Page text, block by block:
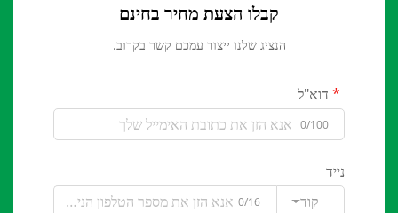
קבלו הצעת מחיר בחינם
הנציג שלנו ייצור עמכם קשר בקרוב.
דוא"ל
0/100
נייד
קוד
0/16